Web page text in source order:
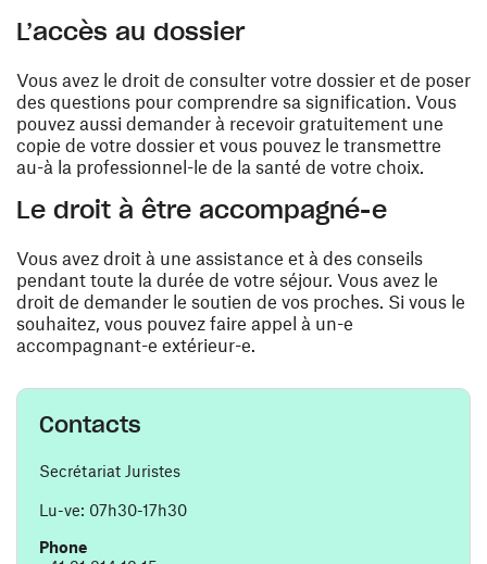
L’accès au dossier
Vous avez le droit de consulter votre dossier et de poser
des questions pour comprendre sa signification. Vous
pouvez aussi demander à recevoir gratuitement une
copie de votre dossier et vous pouvez le transmettre
au-à la professionnel-le de la santé de votre choix.
Le droit à être accompagné-e
Vous avez droit à une assistance et à des conseils
pendant toute la durée de votre séjour. Vous avez le
droit de demander le soutien de vos proches. Si vous le
souhaitez, vous pouvez faire appel à un-e
accompagnant-e extérieur-e.
Contacts
Secrétariat Juristes
Lu-ve: 07h30-17h30
Phone